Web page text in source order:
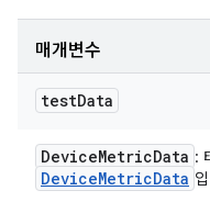
매개변수
testData
DeviceMetricData :
DeviceMetricData